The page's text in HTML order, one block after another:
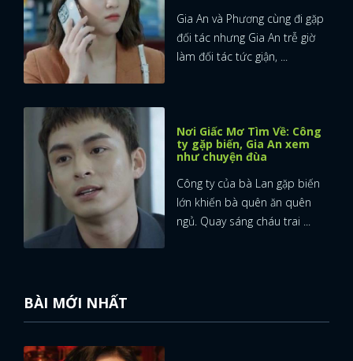
Gia An và Phương cùng đi gặp
đối tác nhưng Gia An trễ giờ
làm đối tác tức giận, ...
Nơi Giấc Mơ Tìm Về: Công
ty gặp biến, Gia An xem
như chuyện đùa
Công ty của bà Lan gặp biến
lớn khiến bà quên ăn quên
ngủ. Quay sáng cháu trai ...
BÀI MỚI NHẤT